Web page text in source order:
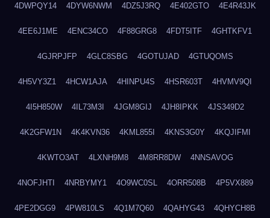
4DWPQY14 4DYW6NWM 4DZ5J3RQ 4E402GTO 4E4R43JK
4EE6J1ME 4ENC34CO 4F88GRG8 4FDT5ITF 4GHTKFV1
4GJRPJFP 4GLC8SBG 4GOTUJAD 4GTUQOMS
4H5VY3Z1 4HCW1AJA 4HINPU4S 4HSR603T 4HVMV9QI
4I5H850W 4IL73M3I 4JGM8GIJ 4JH8IPKK 4JS349D2
4K2GFW1N 4K4KVN36 4KML855I 4KNS3G0Y 4KQJIFMI
4KWTO3AT 4LXNH9M8 4M8RR8DW 4NNSAVOG
4NOFJHTI 4NRBYMY1 4O9WC0SL 4ORR508B 4P5VX889
4PE2DGG9 4PW810LS 4Q1M7Q60 4QAHYG43 4QHYCH8B